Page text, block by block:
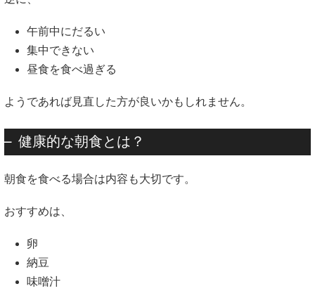
午前中にだるい
集中できない
昼食を食べ過ぎる
ようであれば見直した方が良いかもしれません。
健康的な朝食とは？
朝食を食べる場合は内容も大切です。
おすすめは、
卵
納豆
味噌汁